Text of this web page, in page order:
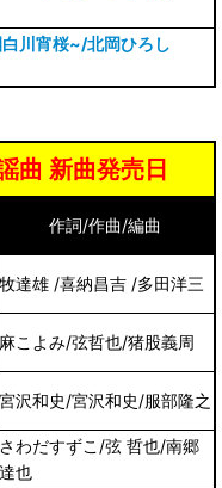
川宵桜~/北岡ひろし
曲 新曲発売日
作詞/作曲/編曲
牧達雄 /喜納昌吉 /多田洋三
麻こよみ/弦哲也/猪股義周
宮沢和史/宮沢和史/服部隆之
さわだすずこ/弦 哲也/南郷
達也